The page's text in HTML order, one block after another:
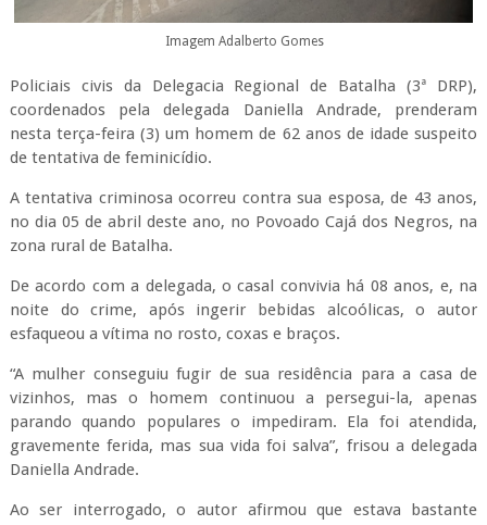
Imagem Adalberto Gomes
Policiais civis da Delegacia Regional de Batalha (3ª DRP),
coordenados pela delegada Daniella Andrade, prenderam
nesta terça-feira (3) um homem de 62 anos de idade suspeito
de tentativa de feminicídio.
A tentativa criminosa ocorreu contra sua esposa, de 43 anos,
no dia 05 de abril deste ano, no Povoado Cajá dos Negros, na
zona rural de Batalha.
De acordo com a delegada, o casal convivia há 08 anos, e, na
noite do crime, após ingerir bebidas alcoólicas, o autor
esfaqueou a vítima no rosto, coxas e braços.
“A mulher conseguiu fugir de sua residência para a casa de
vizinhos, mas o homem continuou a persegui-la, apenas
parando quando populares o impediram. Ela foi atendida,
gravemente ferida, mas sua vida foi salva”, frisou a delegada
Daniella Andrade.
Ao ser interrogado, o autor afirmou que estava bastante